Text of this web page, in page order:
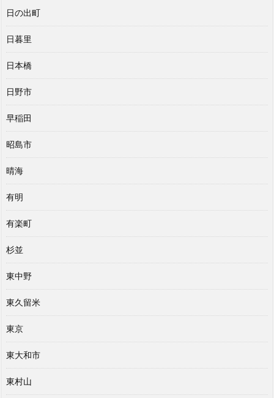
日の出町
日暮里
日本橋
日野市
早稲田
昭島市
晴海
有明
有楽町
杉並
東中野
東久留米
東京
東大和市
東村山